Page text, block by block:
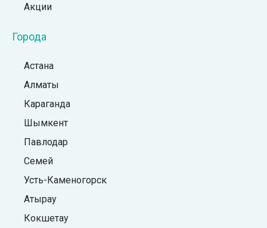
Акции
Города
Астана
Алматы
Караганда
Шымкент
Павлодар
Семей
Усть-Каменогорск
Атырау
Кокшетау